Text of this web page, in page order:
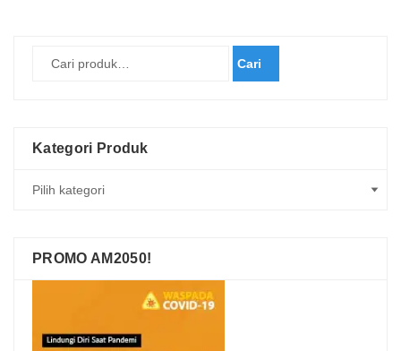
Cari
Kategori Produk
PROMO AM2050!